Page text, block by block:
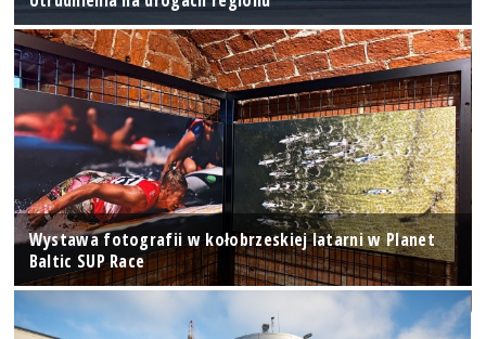
Wystawa fotografii w kołobrzeskiej latarni w Planet
Baltic SUP Race